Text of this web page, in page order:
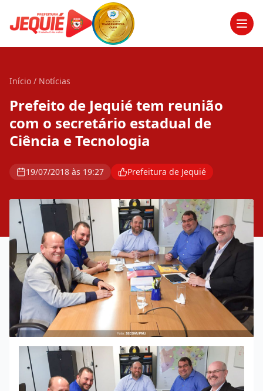
Início / Notícias
Prefeito de Jequié tem reunião
com o secretário estadual de
Ciência e Tecnologia
19/07/2018 às 19:27 Prefeitura de Jequié